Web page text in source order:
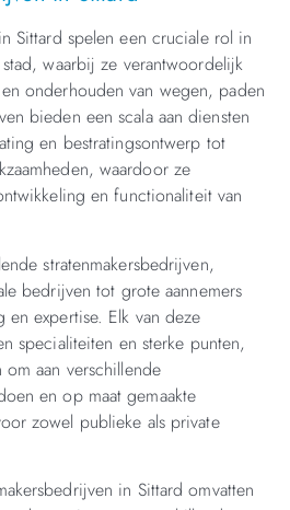
Sittard spelen een cruciale rol in
waarbij ze verantwoordelijk
onderhouden van wegen, paden
bieden een scala aan diensten
en bestratingsontwerp tot
waardoor ze
en functionaliteit van
stratenmakersbedrijven,
bedrijven tot grote aannemers
expertise. Elk van deze
specialiteiten en sterke punten,
aan verschillende
en op maat gemaakte
zowel publieke als private
in Sittard omvatten